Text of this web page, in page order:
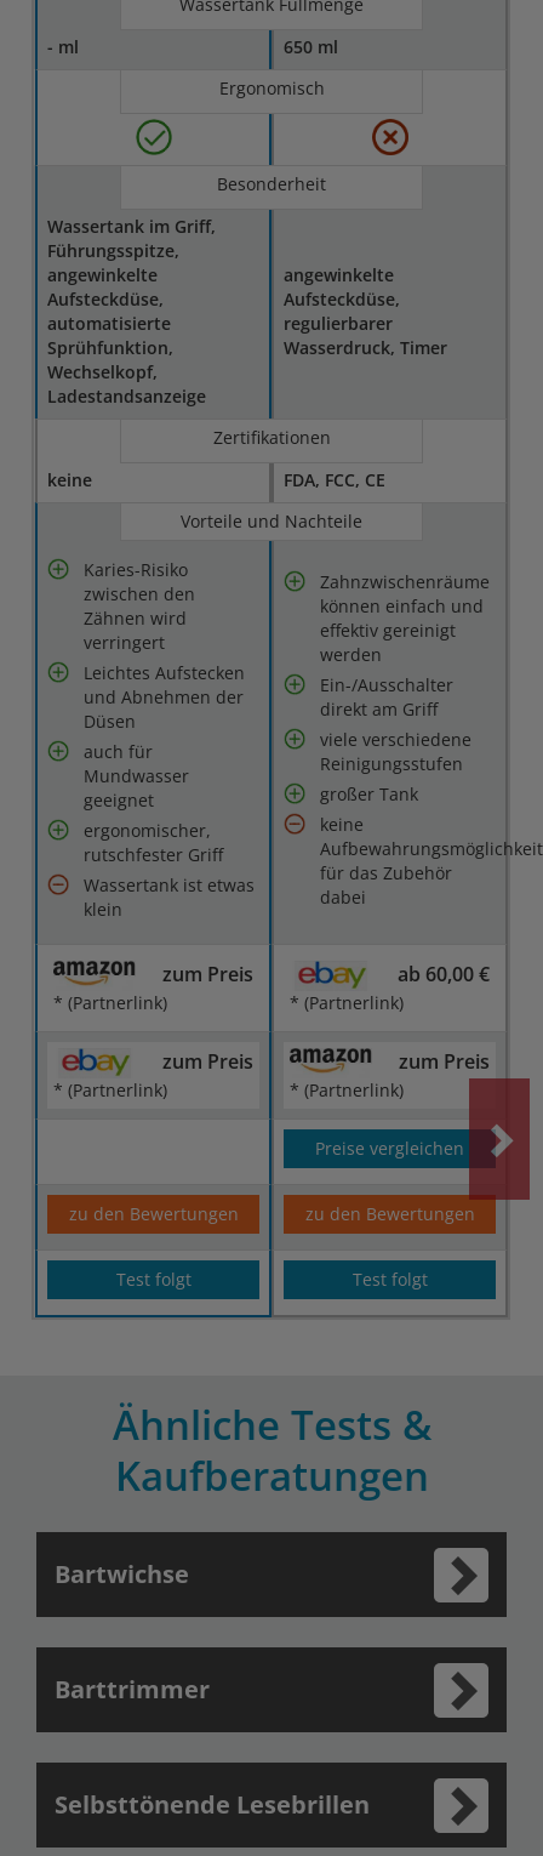
- ml
650 ml
Ergonomisch
Besonderheit
Wassertank im Griff,
Führungsspitze,
angewinkelte
Aufsteckdüse,
automatisierte
Sprühfunktion,
Wechselkopf,
Ladestandsanzeige
angewinkelte
Aufsteckdüse,
regulierbarer
Wasserdruck, Timer
Zertifikationen
keine
FDA, FCC, CE
Vorteile und Nachteile
Karies-Risiko
zwischen den
Zähnen wird
verringert
Leichtes Aufstecken
und Abnehmen der
Düsen
auch für
Mundwasser
geeignet
ergonomischer,
rutschfester Griff
Wassertank ist etwas
klein
Zahnzwischenräume
können einfach und
effektiv gereinigt
werden
Ein-/Ausschalter
direkt am Griff
viele verschiedene
Reinigungsstufen
großer Tank
keine
Aufbewahrungsmöglichkeit
für das Zubehör
dabei
zum Preis
* (Partnerlink)
ab 60,00 €
* (Partnerlink)
zum Preis
* (Partnerlink)
zum Preis
* (Partnerlink)
Preise vergleichen
zu den Bewertungen zu den Bewertungen
Test folgt Test folgt
Ähnliche Tests &
Kaufberatungen
Bartwichse
Barttrimmer
Selbsttönende Lesebrillen